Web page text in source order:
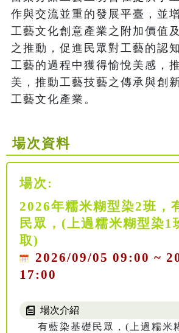
作與交流並重的發展平臺，並
工藝文化創意產業之附加價值
之推動，促進民眾對工藝的認
工藝的過程中獲得愉悅美感，
美，推動工藝技藝之傳承與創
工藝文化產業。
場次資料
場次:
2026年糯米糊型染2班，
民眾，(上過糯米糊型染1
取)
2026/09/05 09:00 ~
17:00
場次介紹
有藍染基礎民眾，(上過糯米